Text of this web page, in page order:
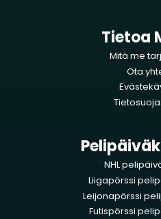
Tietoa
Mitä me
Ota
NHL
Liigapörssi
Leijonapörssi
Futispörssi